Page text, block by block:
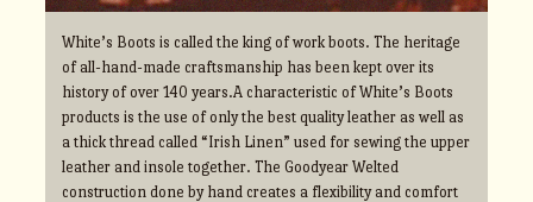
White’s Boots is called the king of work boots. The heritage
of all-hand-made craftsmanship has been kept over its
history of over 140 years.A characteristic of White’s Boots
products is the use of only the best quality leather as well as
a thick thread called “Irish Linen” used for sewing the upper
leather and insole together. The Goodyear Welted
construction done by hand creates a flexibility and comfort